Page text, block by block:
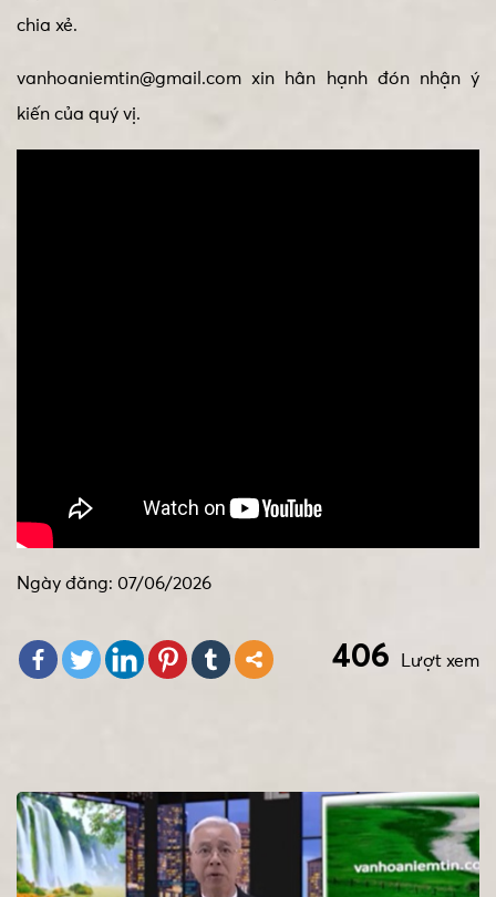
chia xẻ.
vanhoaniemtin@gmail.com xin hân hạnh đón nhận ý
kiến của quý vị.
Ngày đăng: 07/06/2026
Lượt xem
406